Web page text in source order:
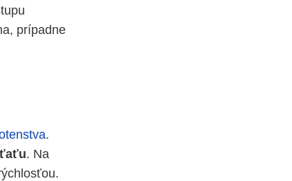
prípadne
.
. Na